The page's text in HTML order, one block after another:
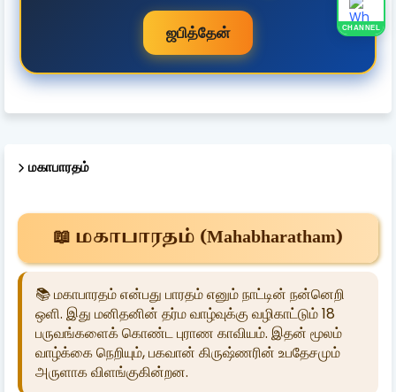
ஜபித்தேன்
மகாபாரதம்
📖 மகாபாரதம் (Mahabharatham)
📚 மகாபாரதம் என்பது பாரதம் எனும் நாட்டின் நன்னெறி
ஒளி. இது மனிதனின் தர்ம வாழ்வுக்கு வழிகாட்டும் 18
பருவங்களைக் கொண்ட புராண காவியம். இதன் மூலம்
வாழ்க்கை நெறியும், பகவான் கிருஷ்ணரின் உபதேசமும்
அருளாக விளங்குகின்றன.
CHANNEL